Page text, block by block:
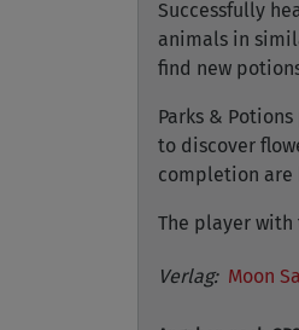
Successfully
animals in
find new
Parks &
to discover
completion are
The player with
Verlag: Moon